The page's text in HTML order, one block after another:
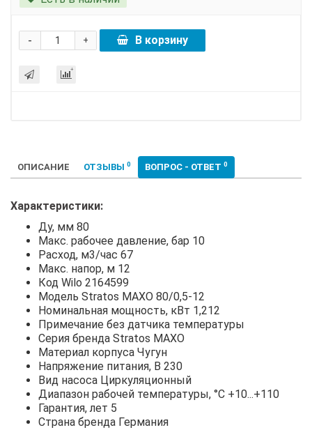
+
- В корзину
ОПИСАНИЕ ОТЗЫВЫ 0 ВОПРОС - ОТВЕТ 0
Характеристики:
Ду, мм 80
Макс. рабочее давление, бар 10
Расход, м3/час 67
Макс. напор, м 12
Код Wilo 2164599
Модель Stratos MAXO 80/0,5-12
Номинальная мощность, кВт 1,212
Примечание без датчика температуры
Серия бренда Stratos MAXO
Материал корпуса Чугун
Напряжение питания, В 230
Вид насоса Циркуляционный
Диапазон рабочей температуры, °С +10...+110
Гарантия, лет 5
Страна бренда Германия